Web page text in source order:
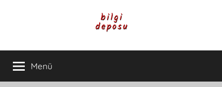
Bilgi
Deposu
Günlük
Yaşam
Menü